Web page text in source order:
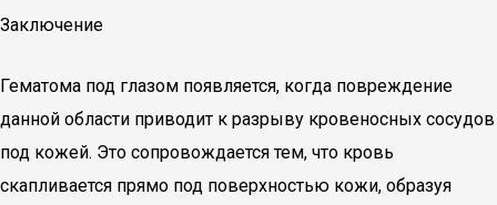
Заключение
Гематома под глазом появляется, когда повреждение
данной области приводит к разрыву кровеносных сосудов
под кожей. Это сопровождается тем, что кровь
скапливается прямо под поверхностью кожи, образуя